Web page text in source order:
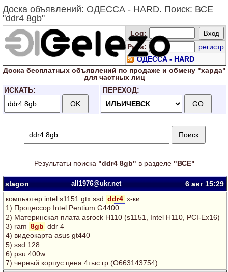
Доска объявлений: ОДЕССА - HARD. Поиск: ВСЕ
''ddr4 8gb''
Log:
Pass:
регистр
ОДЕССА - HARD
Доска бесплатных объявлений по продаже и обмену "харда"
для частных лиц
ИСКАТЬ:
ПЕРЕХОД:
Результаты поиска "ddr4 8gb" в разделе "ВСЕ"
slagon all1976@ukr.net 6 авг15:29
компьютер intel s1151 gtx ssd ddr4 х-ки:
1) Процессор Intel Pentium G4400
2) Материнская плата asrock H110 (s1151, Intel H110, PCI-Ex16)
3) ram 8gb ddr 4
4) видеокарта asus gt440
5) ssd 128
6) psu 400w
7) черный корпус цена 4тыс гр (О663143754)